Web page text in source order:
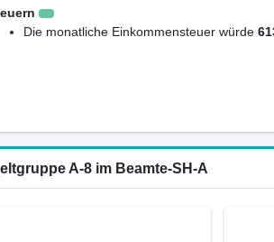
Die monatliche Einkommensteuer würde
A-8 im Beamte-SH-A